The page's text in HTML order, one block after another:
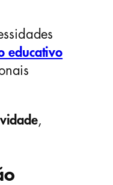
educativo
,